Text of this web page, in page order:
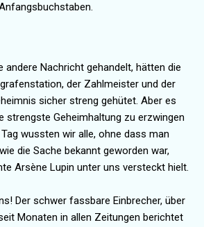
andere Nachricht gehandelt, hätten die
der Zahlmeister und der
sicher streng gehütet. Aber es
strengste Geheimhaltung zu erzwingen
wussten wir alle, ohne dass man
die Sache bekannt geworden war,
Arsène Lupin unter uns versteckt hielt.
Der schwer fassbare Einbrecher, über
Monaten in allen Zeitungen berichtet